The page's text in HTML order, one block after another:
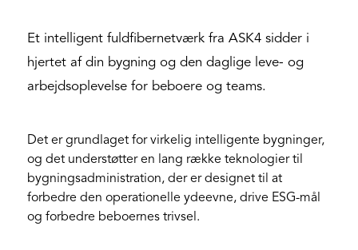
Et intelligent fuldfibernetværk fra ASK4 sidder i
hjertet af din bygning og den daglige leve- og
arbejdsoplevelse for beboere og teams.
Det er grundlaget for virkelig intelligente bygninger,
og det understøtter en lang række teknologier til
bygningsadministration, der er designet til at
forbedre den operationelle ydeevne, drive ESG-mål
og forbedre beboernes trivsel.